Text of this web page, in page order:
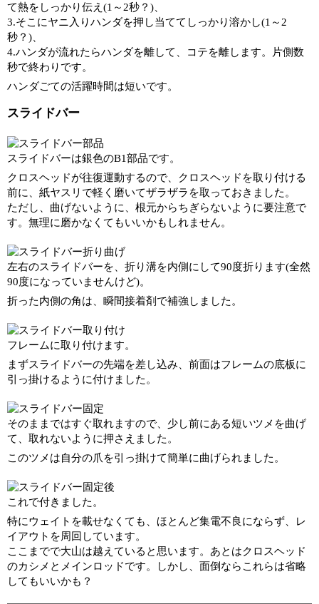
て熱をしっかり伝え(1～2秒？)、
3.そこにヤニ入りハンダを押し当ててしっかり溶かし(1～2
秒？)、
4.ハンダが流れたらハンダを離して、コテを離します。片側数
秒で終わりです。
ハンダごての活躍時間は短いです。
スライドバー
スライドバーは銀色のB1部品です。
クロスヘッドが往復運動するので、クロスヘッドを取り付ける
前に、紙ヤスリで軽く磨いてザラザラを取っておきました。
ただし、曲げないように、根元からちぎらないように要注意で
す。無理に磨かなくてもいいかもしれません。
左右のスライドバーを、折り溝を内側にして90度折ります(全然
90度になっていませんけど)。
折った内側の角は、瞬間接着剤で補強しました。
フレームに取り付けます。
まずスライドバーの先端を差し込み、前面はフレームの底板に
引っ掛けるように付けました。
そのままではすぐ取れますので、少し前にある短いツメを曲げ
て、取れないように押さえました。
このツメは自分の爪を引っ掛けて簡単に曲げられました。
これで付きました。
特にウェイトを載せなくても、ほとんど集電不良にならず、レ
イアウトを周回しています。
ここまでで大山は越えていると思います。あとはクロスヘッド
のカシメとメインロッドです。しかし、面倒ならこれらは省略
してもいいかも？